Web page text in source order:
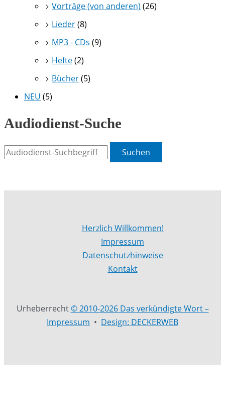
Vorträge (von anderen) (26)
Lieder(8)
MP3 - CDs (9)
Hefte(2)
Bücher(5)
NEU (5)
Audiodienst-Suche
Suchen
Herzlich Willkommen!
Impressum
Datenschutzhinweise
Kontakt
Urheberrecht© 2010-2026 Das verkündigte Wort –
Impressum • Design: DECKERWEB